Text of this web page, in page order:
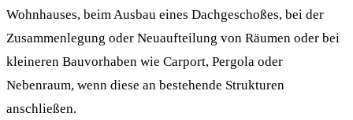
Wohnhauses, beim Ausbau eines Dachgeschoßes, bei der
Zusammenlegung oder Neuaufteilung von Räumen oder bei
kleineren Bauvorhaben wie Carport, Pergola oder
Nebenraum, wenn diese an bestehende Strukturen
anschließen.